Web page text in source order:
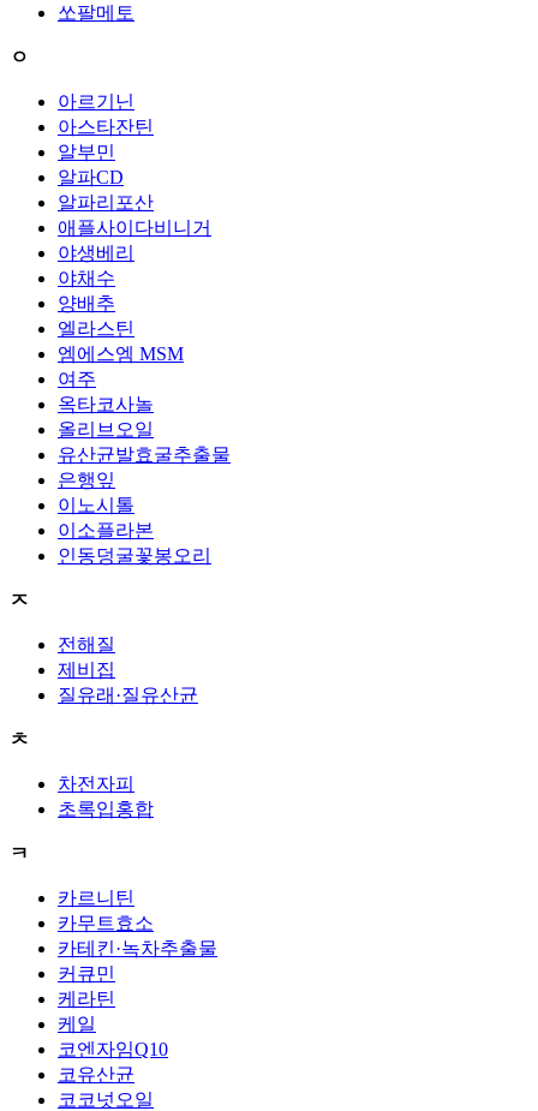
쏘팔메토
ㅇ
아르기닌
아스타잔틴
알부민
알파CD
알파리포산
애플사이다비니거
야생베리
야채수
양배추
엘라스틴
엠에스엠 MSM
여주
옥타코사놀
올리브오일
유산균발효굴추출물
은행잎
이노시톨
이소플라본
인동덩굴꽃봉오리
ㅈ
전해질
제비집
질유래·질유산균
ㅊ
차전자피
초록입홍합
ㅋ
카르니틴
카무트효소
카테킨·녹차추출물
커큐민
케라틴
케일
코엔자임Q10
코유산균
코코넛오일